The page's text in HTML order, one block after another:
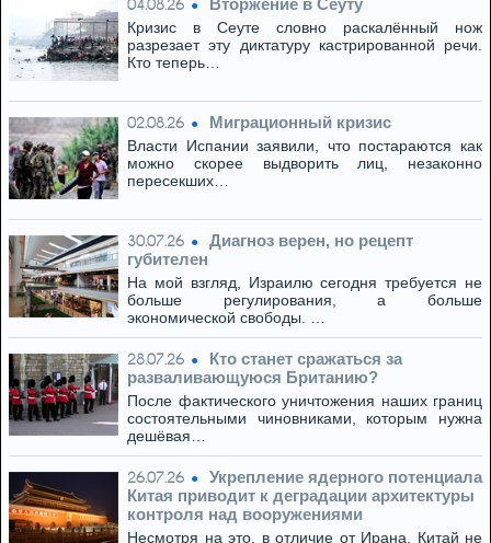
04.08.26 Вторжение в Сеуту
Кризис в Сеуте словно раскалённый нож
разрезает эту диктатуру кастрированной речи.
Кто теперь…
02.08.26 Миграционный кризис
Власти Испании заявили, что постараются как
можно скорее выдворить лиц, незаконно
пересекших…
30.07.26
Диагноз верен, но рецепт
губителен
На мой взгляд, Израилю сегодня требуется не
больше регулирования, а больше
экономической свободы. …
28.07.26
Кто станет сражаться за
разваливающуюся Британию?
После фактического уничтожения наших границ
состоятельными чиновниками, которым нужна
дешёвая…
26.07.26
Укрепление ядерного потенциала
Китая приводит к деградации архитектуры
контроля над вооружениями
Несмотря на это, в отличие от Ирана, Китай не